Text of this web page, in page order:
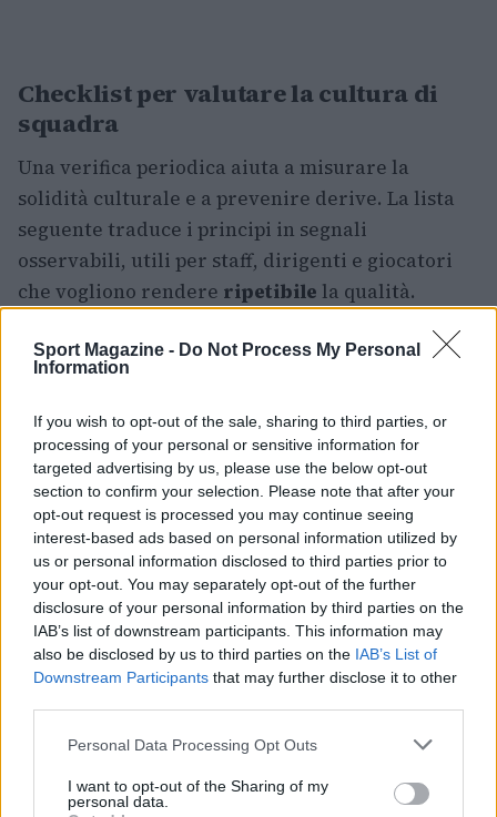
Sport Magazine - Do Not Process My Personal
Information
If you wish to opt-out of the sale, sharing to third parties, or
processing of your personal or sensitive information for
targeted advertising by us, please use the below opt-out
section to confirm your selection. Please note that after your
opt-out request is processed you may continue seeing
interest-based ads based on personal information utilized by
us or personal information disclosed to third parties prior to
your opt-out. You may separately opt-out of the further
disclosure of your personal information by third parties on the
IAB’s list of downstream participants. This information may
also be disclosed by us to third parties on the IAB’s List of
Downstream Participants that may further disclose it to other
Please note that this website/app uses one or more Google
not limited to your visit or usage behaviour. You may click to
grant or deny consent to Google and its third-party tags to
Personal Data Processing Opt Outs
I want to opt-out of the Sharing of my
personal data.
Checklist per valutare la cultura di
squadra
Una verifica periodica aiuta a misurare la
solidità culturale e a prevenire derive. La lista
seguente traduce i principi in segnali
osservabili, utili per staff, dirigenti e giocatori
che vogliono rendere ripetibile la qualità.
Standard visibili:esistono regole chiare su
comunicazione, tempi e responsabilità? Le
Role clarity:ogni giocatore può descrivere in
una frase come guadagna minuti e cosa lo fa
sedere?
Routine di sviluppo:sono programmati
blocchi individuali brevi e frequenti con
obiettivi misurabili?
Feedback operativo:il video riduce la
complessità a 2-3 focus per partita e allena
decisioni, non solo esecuzioni?
Dati integrati:le analytics entrano nei piani
gara, nelle ATO e nei matching difensivi con
linguaggio accessibile?
Linea tecnica stabile:principi invarianti sono
Capitani attivi:i leader di spogliatoio